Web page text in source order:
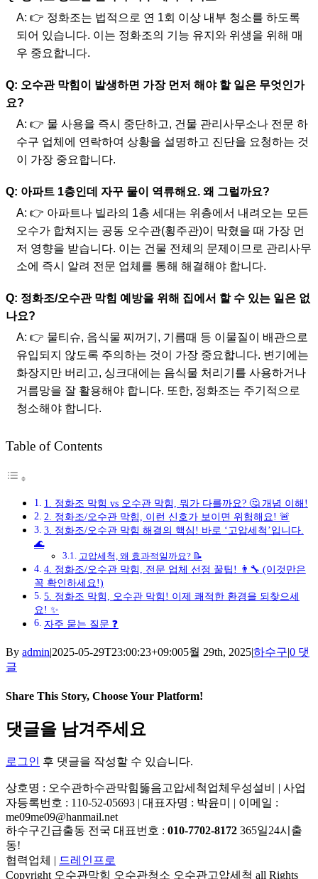
A: 👉 정화조는 법적으로 연 1회 이상 내부 청소를 하도록
되어 있습니다. 이는 정화조의 기능 유지와 위생을 위해 매
우 중요합니다.
Q: 오수관 막힘이 발생하면 가장 먼저 해야 할 일은 무엇인가
요?
A: 👉 물 사용을 즉시 중단하고, 건물 관리사무소나 전문 하
수구 업체에 연락하여 상황을 설명하고 진단을 요청하는 것
이 가장 중요합니다.
Q: 아파트 1층인데 자꾸 물이 역류해요. 왜 그럴까요?
A: 👉 아파트나 빌라의 1층 세대는 위층에서 내려오는 모든
오수가 합쳐지는 공동 오수관(횡주관)이 막혔을 때 가장 먼
저 영향을 받습니다. 이는 건물 전체의 문제이므로 관리사무
소에 즉시 알려 전문 업체를 통해 해결해야 합니다.
Q: 정화조/오수관 막힘 예방을 위해 집에서 할 수 있는 일은 없
나요?
A: 👉 물티슈, 음식물 찌꺼기, 기름때 등 이물질이 배관으로
유입되지 않도록 주의하는 것이 가장 중요합니다. 변기에는
화장지만 버리고, 싱크대에는 음식물 처리기를 사용하거나
거름망을 잘 활용해야 합니다. 또한, 정화조는 주기적으로
청소해야 합니다.
Table of Contents
1. 정화조 막힘 vs 오수관 막힘, 뭐가 다를까요? 🤔 개념 이해!
2. 정화조/오수관 막힘, 이런 신호가 보이면 위험해요! 🚨
3. 정화조/오수관 막힘 해결의 핵심! 바로 ‘고압세척’입니다.
🌊
고압세척, 왜 효과적일까요? 📝
4. 정화조/오수관 막힘, 전문 업체 선정 꿀팁! 👨‍🔧 (이것만은
꼭 확인하세요!)
5. 정화조 막힘, 오수관 막힘! 이제 쾌적한 환경을 되찾으세
요! ✨
자주 묻는 질문 ❓
By admin|2025-05-29T23:00:23+09:005월 29th, 2025|하수구|0 댓
글
Share This Story, Choose Your Platform!
Facebook
X
Reddit
LinkedIn
Tumblr
Pinterest
Vk
이
메
댓글을 남겨주세요
로그인 후 댓글을 작성할 수 있습니다.
상호명 : 오수관하수관막힘뚫음고압세척업체우성설비 | 사업
자등록번호 : 110-52-05693 | 대표자명 : 박윤미 | 이메일 :
me09me09@hanmail.net
하수구긴급출동 전국 대표번호 : 010-7702-8172 365일24시출
동!
협력업체 | 드레인프로
Copyright 오수관막힘 오수관청소 오수관고압세척 all Rights